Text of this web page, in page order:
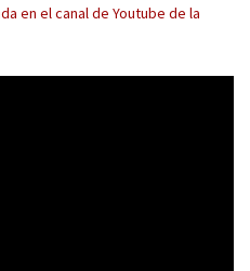
en el canal de Youtube de la